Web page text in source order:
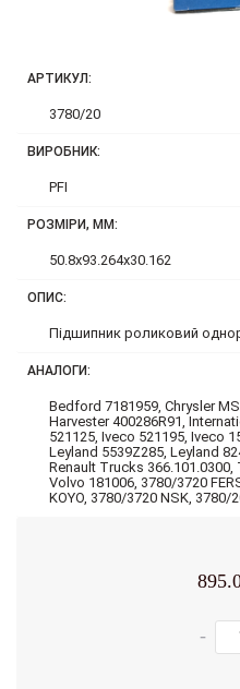
АРТИКУЛ:
3780/20
ВИРОБНИК:
PFI
РОЗМІРИ, ММ:
50.8x93.264x30.162
ОПИС:
Підшипник роликовий
АНАЛОГИ:
Bedford 7181959, Chrysler
Harvester 400286R91,
521125, Iveco 521195, Iveco
Leyland 5539Z285, Leyland
Renault Trucks 366.101.0300,
Volvo 181006, 3780/3720
KOYO, 3780/3720 NSK, 3780/
-